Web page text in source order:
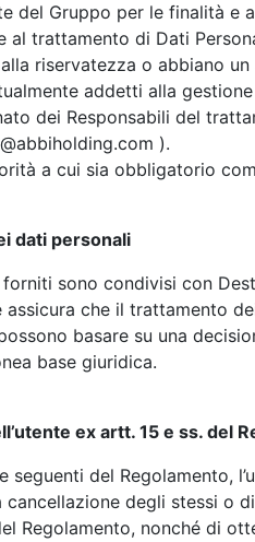
del Gruppo per le finalità e
al trattamento di Dati
riservatezza o abbiano
addetti alla
dei Responsabili del
).
a cui sia obbligatorio
dati personali
sono condivisi con
assicura che il trattamento
basare su una
base giuridica.
ex artt. 15 e ss. del
seguenti del Regolamento,
cancellazione degli stessi o
Regolamento, nonché di